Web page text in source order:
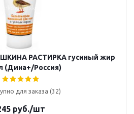
РАСТИРКА гусиный жир
(Дина+/Россия)
для заказа (32)
руб./шт